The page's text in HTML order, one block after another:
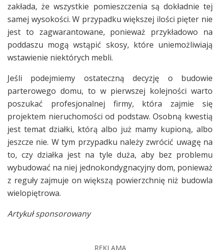
zakłada, że wszystkie pomieszczenia są dokładnie tej
samej wysokości. W przypadku większej ilości pięter nie
jest to zagwarantowane, ponieważ przykładowo na
poddaszu mogą wstąpić skosy, które uniemożliwiają
wstawienie niektórych mebli.
Jeśli podejmiemy ostateczną decyzję o budowie
parterowego domu, to w pierwszej kolejności warto
poszukać profesjonalnej firmy, która zajmie się
projektem nieruchomości od podstaw. Osobną kwestią
jest temat działki, którą albo już mamy kupioną, albo
jeszcze nie. W tym przypadku należy zwrócić uwagę na
to, czy działka jest na tyle duża, aby bez problemu
wybudować na niej jednokondygnacyjny dom, ponieważ
z reguły zajmuje on większą powierzchnię niż budowla
wielopiętrowa.
Artykuł sponsorowany
REKLAMA